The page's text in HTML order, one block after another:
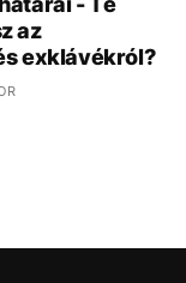
az
exklávékról?